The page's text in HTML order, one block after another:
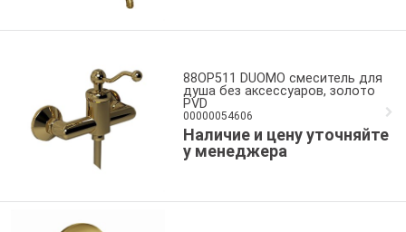
88OP511 DUOMO смеситель для
душа без аксессуаров, золото
PVD
00000054606
Наличие и цену уточняйте
у менеджера